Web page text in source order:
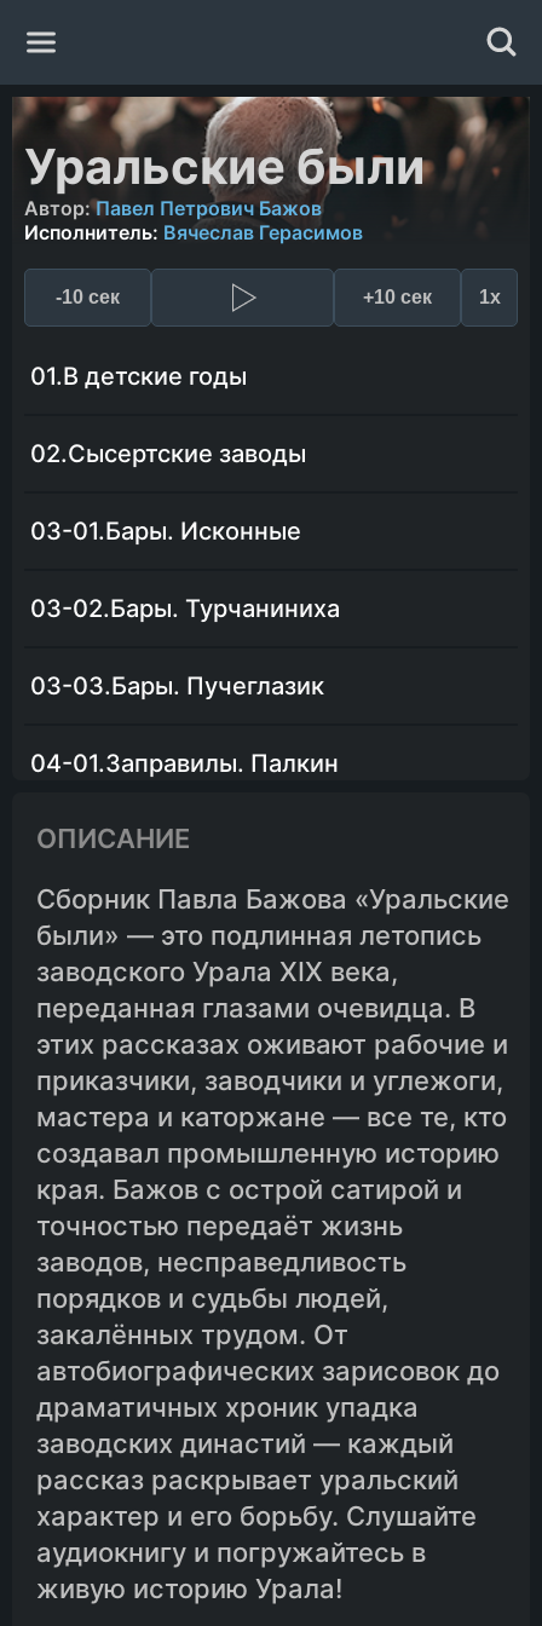
Главная
Жанры
Авторы
Исполнители
Уральские были
Автор:Павел Петрович Бажов
Исполнитель: Вячеслав Герасимов
-10 сек +10 сек 1x
01.В детские годы
02.Сысертские заводы
03-01.Бары. Исконные
03-02.Бары. Турчаниниха
03-03.Бары. Пучеглазик
04-01.Заправилы. Палкин
04-02.Заправилы. Воробушек
04-03.Заправилы. Кузькино отродье
05-01.Мастерко
05-02.Приказные
05-03.Заводские
05-04.Приисковые
05-05.Спичечники и кустари
05-06.Чертознаи
05-07.Старики
06-01.Драки. Агапыч
ОПИСАНИЕ
Сборник Павла Бажова «Уральские
были» — это подлинная летопись
заводского Урала XIX века,
переданная глазами очевидца. В
этих рассказах оживают рабочие и
приказчики, заводчики и углежоги,
мастера и каторжане — все те, кто
создавал промышленную историю
края. Бажов с острой сатирой и
точностью передаёт жизнь
заводов, несправедливость
порядков и судьбы людей,
закалённых трудом. От
автобиографических зарисовок до
драматичных хроник упадка
заводских династий — каждый
рассказ раскрывает уральский
характер и его борьбу. Слушайте
аудиокнигу и погружайтесь в
живую историю Урала!